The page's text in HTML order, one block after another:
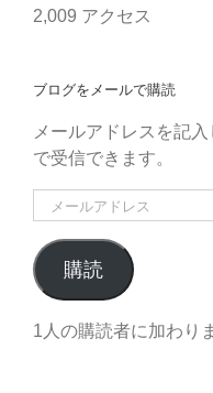
2,009 アクセス
ブログをメールで購読
メールアドレスを記
で受信できます。
ー
ル
ア
レ
購読
1人の購読者に加わり